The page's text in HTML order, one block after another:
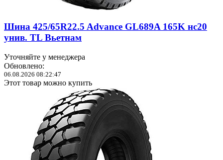
Шина 425/65R22.5 Advance GL689A 165K нс20
унив. TL Вьетнам
Уточняйте у менеджера
Обновлено:
06.08.2026 08:22:47
Этот товар можно купить